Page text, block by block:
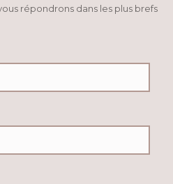
répondrons dans les plus brefs